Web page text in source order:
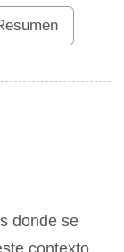
donde se